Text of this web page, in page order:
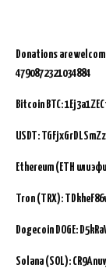
Donations are
4790872321034884
Bitcoin BTC:
USDT:
Ethereum (ETH или
Tron (TRX):
Dogecoin DOGE:
Solana (SOL):